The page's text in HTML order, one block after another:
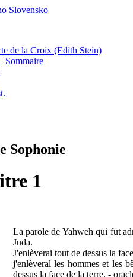
Slovensko
de la Croix (Edith Stein)
| Sommaire
Sophonie
1
La parole de Yahweh qui fut
Juda.
J'enlèverai tout de dessus la
j'enlèveral les hommes et les
dessus la face de la terre, -